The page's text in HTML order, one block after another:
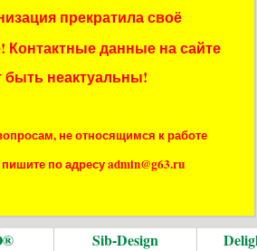
прекратила своё
Контактные данные на сайте
быть неактуальны!
не относящимся к работе
по адресу admin@g63.ru
Sib-Design